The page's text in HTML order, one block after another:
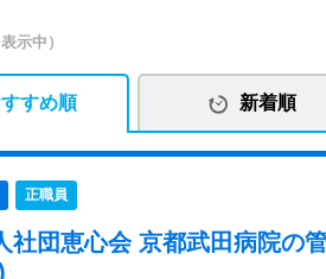
示中）
すめ順 新着順
正職員
社団恵心会 京都武田病院の